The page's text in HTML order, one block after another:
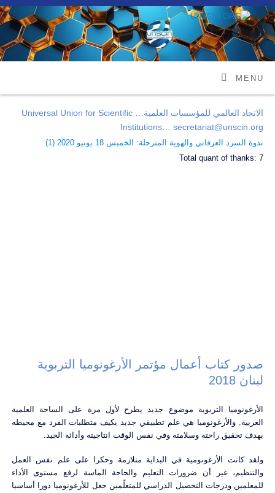
MENU
الاتحاد العالمي للمؤسسات العلمية… Universal Union for Scientific
Institutions… secretariat@unscin.org
ندوة السرد العرفاني والهوية المترحلة: الخميس 18 يونيو 2020 ( 1
)
Total quant of thanks:7
صدور كتاب أعمال مؤتمر الأرغونوميا التربوية
لبنان 2018
الأرغونوميا التربوية موضوع جديد يطرح لأول مرة على الساحة العلمية
العربية. والأرغونوميا هي علم تطبيقي جديد يكيف متطلبات الفرد مع محيطه
بهدف تحقيق راحته وسلامته وفي نفس الوقت انتاجيته وأدائه الجيد.
ولقد كانت الأرغونومية في البداية متلازمة وحكرا على علم نفس العمل
والتنظيم، غير أن ضرورات التعليم والحاجة الماسة لرفع مستوى الأداء
للمعلمين ودرجات التحصيل الدراسي للمتعلّمين جعل للأرغونوميا دورا أساسيا